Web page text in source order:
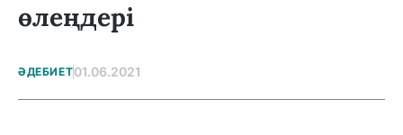
өлеңдері
ӘДЕБИЕТ01.06.2021